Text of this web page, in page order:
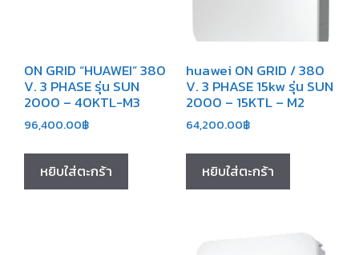
ON GRID “HUAWEI” 380
V. 3 PHASE รุ่น SUN
2000 – 40KTL-M3
96,400.00฿
หยิบใส่ตะกร้า
huawei ON GRID / 380
V. 3 PHASE 15kw รุ่น SUN
2000 – 15KTL – M2
64,200.00฿
หยิบใส่ตะกร้า